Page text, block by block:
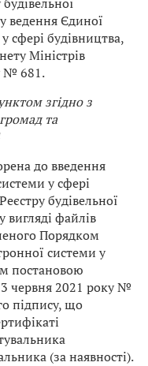
ведення Єдиної
сфері будівництва,
Міністрів
№ 681.
згідно з
та
до введення
у сфері
будівельної
вигляді файлів
Порядком
системи у
постановою
червня 2021 року №
підпису, що
(за наявності).